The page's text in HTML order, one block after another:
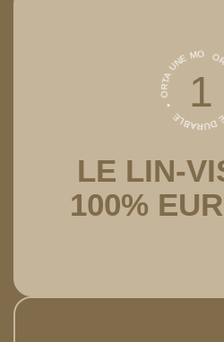
1
ORTA UNE MODE DURABLE •
LE LIN-
100%